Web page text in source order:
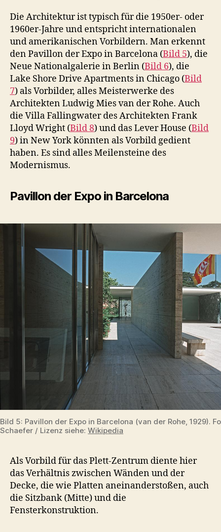
Die Architektur ist typisch für die 1950er- oder
1960er-Jahre und entspricht internationalen
und amerikanischen Vorbildern. Man erkennt
den Pavillon der Expo in Barcelona (Bild 5), die
Neue Nationalgalerie in Berlin (Bild 6), die
Lake Shore Drive Apartments in Chicago (Bild
7) als Vorbilder, alles Meisterwerke des
Architekten Ludwig Mies van der Rohe. Auch
die Villa Fallingwater des Architekten Frank
Lloyd Wright (Bild 8) und das Lever House (Bild
9) in New York könnten als Vorbild gedient
haben. Es sind alles Meilensteine des
Modernismus.
Pavillon der Expo in Barcelona
Bild 5: Pavillon der Expo in Barcelona (van der Rohe, 1929).
Schaefer / Lizenz siehe: Wikipedia
Als Vorbild für das Plett-Zentrum diente hier
das Verhältnis zwischen Wänden und der
Decke, die wie Platten aneinanderstoßen, auch
die Sitzbank (Mitte) und die
Fensterkonstruktion.